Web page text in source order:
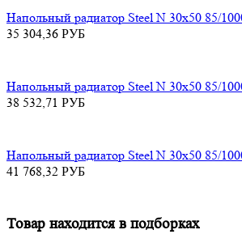
Напольный радиатор Steel N 30х50 85/
35 304,36 РУБ
Напольный радиатор Steel N 30х50 85/
38 532,71 РУБ
Напольный радиатор Steel N 30х50 85/
41 768,32 РУБ
Товар находится в подборках